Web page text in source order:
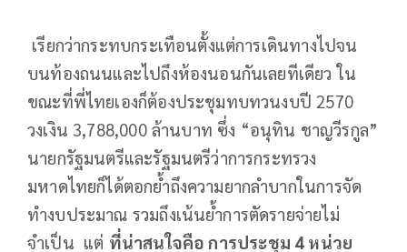
เรียกว่ากระทบกระเทือนตั้งแต่การเดินทางไปจน
บนท้องถนนและไปถึงห้องนอนกันเลยทีเดียว ใน
ขณะที่พี่ไทยเองก็ต้องประชุมทบทวนงบปี 2570
วงเงิน 3,788,000 ล้านบาท ซึ่ง “อนุทิน ชาญวีรกูล”
นายกรัฐมนตรีและรัฐมนตรีว่าการกระทรวง
มหาดไทยก็ได้ตอกย้ำถึงความยากลำบากในการจัด
ทำงบประมาณ รวมถึงเน้นย้ำการตัดรายจ่ายไม่
จำเป็น แต่ ที่น่าสนใจคือ การประชุม 4 หน่วย